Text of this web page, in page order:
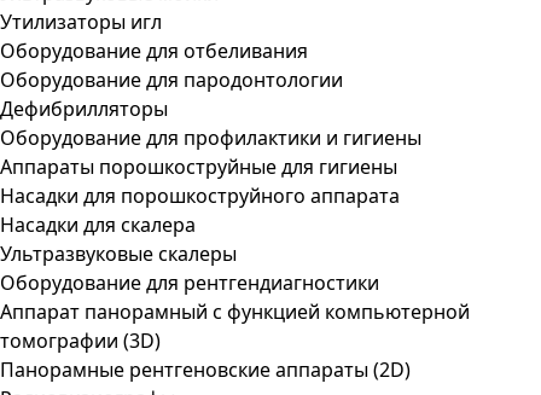
Утилизаторы игл
Оборудование для отбеливания
Оборудование для пародонтологии
Дефибрилляторы
Оборудование для профилактики и гигиены
Аппараты порошкоструйные для гигиены
Насадки для порошкоструйного аппарата
Насадки для скалера
Ультразвуковые скалеры
Оборудование для рентгендиагностики
Аппарат панорамный с функцией компьютерной
томографии (3D)
Панорамные рентгеновские аппараты (2D)